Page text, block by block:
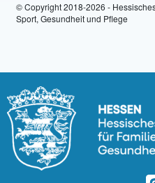
© Copyright 2018-2026 -
Sport, Gesundheit und Pflege